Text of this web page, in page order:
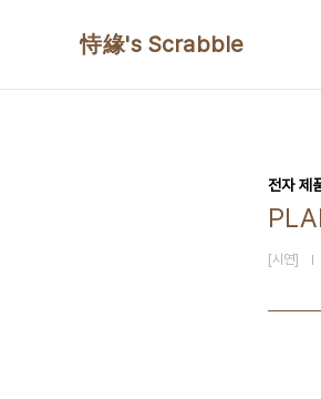
恃緣's Scrabble
전자 제
[시연]